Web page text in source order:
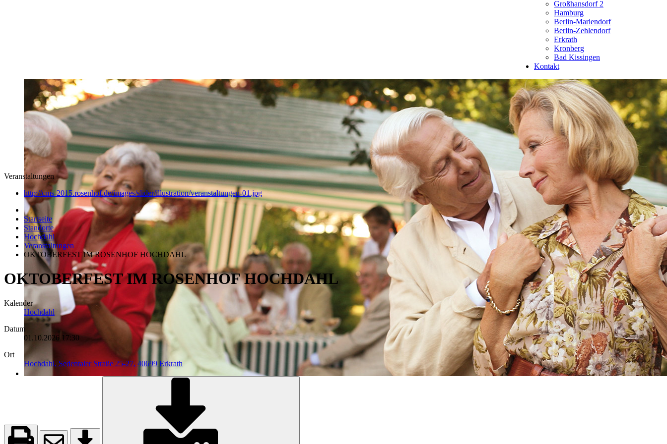
Großhansdorf 2
Hamburg
Berlin-Mariendorf
Berlin-Zehlendorf
Erkrath
Kronberg
Bad Kissingen
Kontakt
Veranstaltungen
http://cms-2015.rosenhof.de/images/slider/illustration/veranstaltungen-01.jpg
Startseite
Standorte
Hochdahl
Veranstaltungen
OKTOBERFEST IM ROSENHOF HOCHDAHL
OKTOBERFEST IM ROSENHOF HOCHDAHL
Kalender
Hochdahl
Datum
01.10.2026 17:30
Ort
Hochdahl, Sedentaler Straße 25-27, 40699 Erkrath